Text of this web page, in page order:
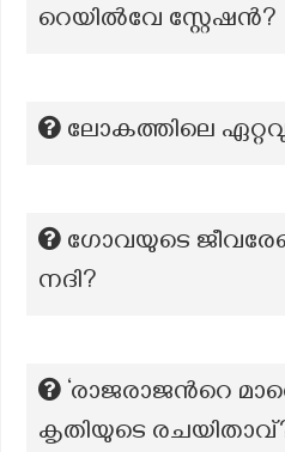
റെയില്‍വേ സ്റ്റേഷന്‍?
ലോകത്തിലെ
ഗോവയുടെ
നദി?
‘രാജരാജന്‍റെ
കൃതിയുടെ